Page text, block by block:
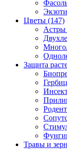
Цветы (147)
Астры
Защита
Травы и